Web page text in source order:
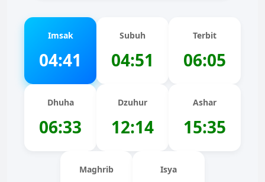
Imsak
04:41
Subuh
04:51
Terbit
06:05
Dhuha
06:33
Dzuhur
12:14
Ashar
15:35
Maghrib Isya